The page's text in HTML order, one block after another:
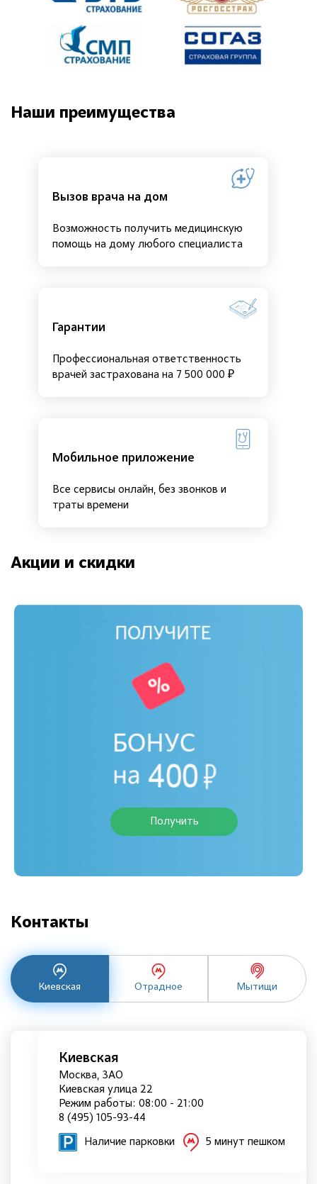
Наши преимущества
Вызов врача на дом
Возможность получить медицинскую
помощь на дому любого специалиста
Гарантии
Профессиональная ответственность
врачей застрахована на 7 500 000 ₽
Мобильное приложение
Все сервисы онлайн, без звонков и
траты времени
Акции и скидки
Получить
Контакты
Киевская Отрадное Мытищи
Киевская
Москва, ЗАО
Киевская улица 22
Режим работы: 08:00 - 21:00
8 (495) 105-93-44
Наличие парковки 5 минут пешком